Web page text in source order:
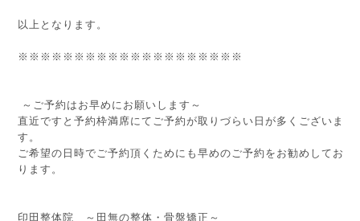
以上となります。
※※※※※※※※※※※※※※※※※※※※
～ご予約はお早めにお願いします～
直近ですと予約枠満席にてご予約が取りづらい日が多くございま
す。
ご希望の日時でご予約頂くためにも早めのご予約をお勧めしてお
ります。
印田整体院 ～田無の整体・骨盤矯正～